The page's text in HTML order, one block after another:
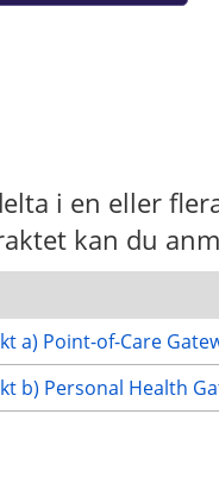
i en eller
kan du
a) Point-of-Care
b) Personal Health